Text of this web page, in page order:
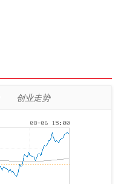
创业走势